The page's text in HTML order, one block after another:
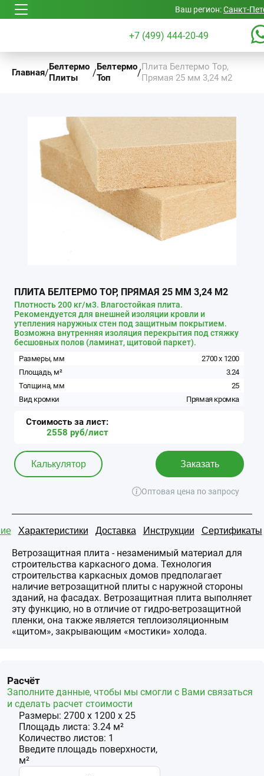
Ваш регион:Санкт-
+7 (499) 444-20-49
Главная/
Белтермо
Плиты
/
Белтермо
Топ
/
Плита Белтермо Top,
Прямая 25 мм 3,24 м2
ПЛИТА БЕЛТЕРМО TOP, ПРЯМАЯ 25 ММ 3,24 М2
Плотность 200 кг/м3. Влагостойкая плита.
Рекомендуется для внешней изоляции кровли и
утепления наружных стен под защитным покрытием.
Возможна внутренняя изоляция перекрытия под стяжку
бесшовных полов (ламинат, щитовой паркет).
Размеры, мм 2700x 1200
Площадь, м²
3.24
Толщина, мм
25
Вид кромки
Прямая кромка
Стоимость за лист:
2558 руб/лист
Калькулятор Заказать
Оптовая цена по запросу
Характеристики Доставка Инструкции Сертификаты
Ветрозащитная плита - незаменимый материал для
строительства каркасного дома. Технология
строительства каркасных домов предполагает
наличие ветрозащитной плиты с наружной стороны
зданий, на фасадах. Ветрозащитная плита выполняет
эту функцию, но в отличие от гидро-ветрозащитной
пленки, она также является теплоизоляционным
«щитом», закрывающим «мостики» холода.
Расчёт
Заполните данные, чтобы мы смогли с Вами связаться
и сделать расчет стоимости
Размеры: 2700 x 1200 x 25
Площадь листа: 3.24 м²
Количество листов: 1
Введите площадь поверхности,
м²